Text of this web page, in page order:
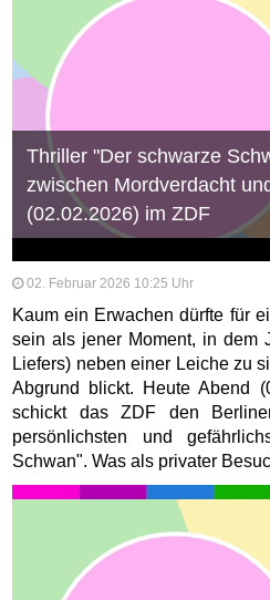
Thriller "Der schwarze
zwischen Mordverdacht
(02.02.2026) im ZDF
02. Februar 2026 10:25 Uhr
Kaum ein Erwachen dürfte für
sein als jener Moment, in dem
Liefers) neben einer Leiche zu
Abgrund blickt. Heute Abend
schickt das ZDF den
persönlichsten und
Schwan". Was als privater